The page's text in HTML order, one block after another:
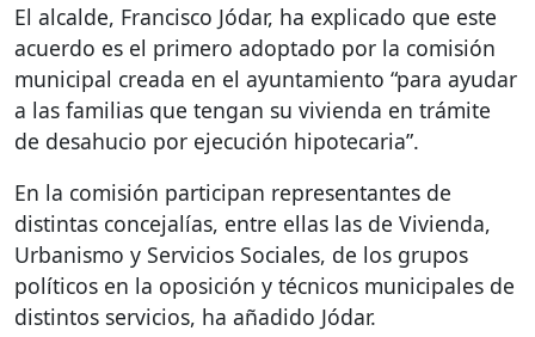
El alcalde, Francisco Jódar, ha explicado que este
acuerdo es el primero adoptado por la comisión
municipal creada en el ayuntamiento “para ayudar
a las familias que tengan su vivienda en trámite
de desahucio por ejecución hipotecaria”.
En la comisión participan representantes de
distintas concejalías, entre ellas las de Vivienda,
Urbanismo y Servicios Sociales, de los grupos
políticos en la oposición y técnicos municipales de
distintos servicios, ha añadido Jódar.